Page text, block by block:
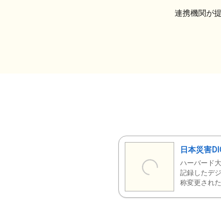
連携機関が
日本災害
ハーバード
記録したデ
称変更された